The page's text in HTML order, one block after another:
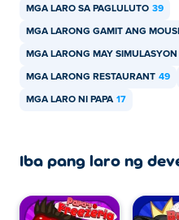
MGA LARO SA PAGLULUTO 39
MGA LARONG GAMIT ANG
MGA LARONG MAY SIMULASYON
MGA LARONG RESTAURANT 49
MGA LARO NI PAPA 17
Iba pang laro ng